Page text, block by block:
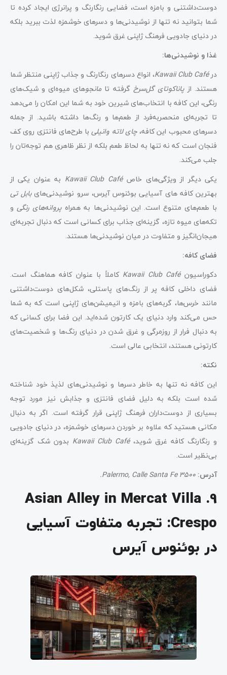
دوست‌داشتنی و بامزه است، فضایی رنگارنگ و پرانرژی ایجاد کرده تا
شما بتوانید نه تنها از نوشیدنی‌ها و دسرهای خوشمزه لذت ببرید بلکه
در دنیای جادویی فرهنگ ژاپنی غرق شوید.
غذا و نوشیدنی‌ها:
درKawaii Club Café، انواع دسرهای رنگارنگ و جذاب ژاپنی منتظر شما
هستند. ازپاناکوتای گل‌سرخ گرفته تا مانجوهای میوه‌ای و شیک‌های
رنگی، این کافه با انتخاب‌های شیرین خود به شما این امکان را می‌دهد
تا تجربه‌ای منحصربه‌فرد از طعم‌ها و رنگ‌ها داشته باشید. از جمله
دسرهای محبوب این کافه،چای لاته وانیلیبا طرح‌های فانتزی روی کف
فنجان است که نه تنها به لحاظ طعم بلکه از نظر ظاهری هم توجه‌تان را
جلب می‌کند.
یکی دیگر از ویژگی‌های خاصKawaii Club Café به عنوان یکی از
بهترین کافه های آسیایی بوئنوس آیرس، سرو نوشیدنی‌هایبابل تی
با طعم‌های متنوع است. این نوشیدنی‌ها به همراه پروانه‌های رنگیو
تکه‌های میوه تازه، گزینه‌ای جذاب برای کسانی است که دنبال تجربه‌ای
هیجان‌انگیز و متفاوت در میان نوشیدنی‌ها هستند.
فضای کافه:
دکوراسیونKawaii Club Café کاملاً با عنوان کافه هماهنگ است.
فضای داخلی کافه پر از رنگ‌های پاستلی، شکل‌های دوست‌داشتنی
مانند خرس‌ها، گربه‌های بامزه و انیمیشن‌های ژاپنی است که به شما
حس می‌کند وارد دنیای یک کارتون شده‌اید. این فضا برای کسانی که
به دنبال فرار از روزمرگی و غرق شدن در دنیای رنگ‌ها و شخصیت‌های
کارتونی هستند، انتخابی عالی است.
نکته:
این کافه نه تنها به خاطر دسرها و نوشیدنی‌های لذیذ خود شناخته
شده است بلکه به دلیل فضای فانتزی و جذابش نیز مورد توجه
بسیاری از دوست‌داران فرهنگ ژاپنی قرار گرفته است. اگر به دنبال
مکانی هستید که علاوه بر خوردن دسرهای خوشمزه، در دنیای جادویی
و رنگارنگ کافه غرق شوید،Kawaii Club Café بدون شک گزینه‌ای
بی‌نظیر است.
آدرس: Palermo, Calle Santa Fe 3500.
9. Asian Alley in Mercat Villa
Crespo: تجربه متفاوت آسیایی
در بوئنوس آیرس